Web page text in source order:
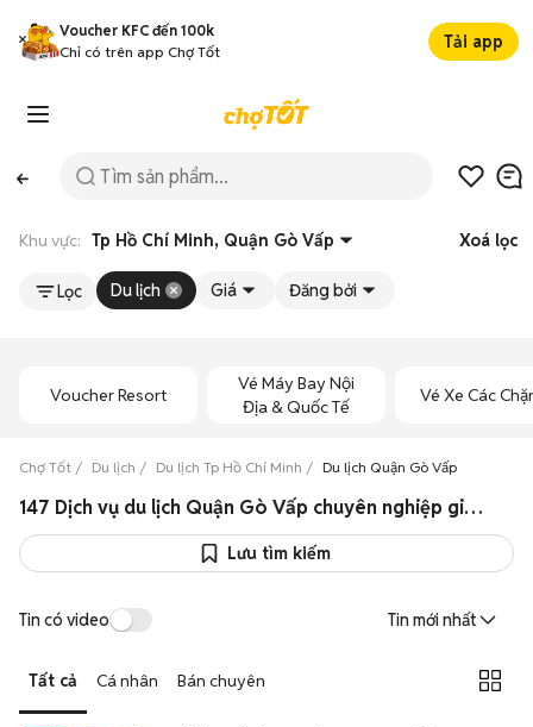
Voucher KFC đến 100k
Chỉ có trên app Chợ Tốt
Tải app
Khu vực: Tp Hồ Chí Minh, Quận Gò Vấp Xoá lọc
Lọc Du lịch Giá Đăng bởi
Voucher Resort
Vé Máy Bay Nội
Địa & Quốc Tế
Vé Xe Các
Chợ Tốt Du lịch Du lịch Tp Hồ Chí Minh Du lịch Quận Gò Vấp
147 Dịch vụ du lịch Quận Gò Vấp chuyên nghiệp giá rẻ
Lưu tìm kiếm
Tin có video Tin mới nhất
Tất cả Cá nhân Bán chuyên